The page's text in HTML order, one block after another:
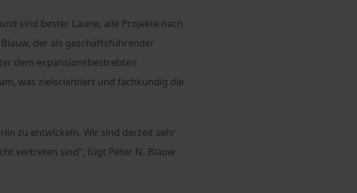
sind bester Laune, alle Projekte nach
der als geschäftsführender
dem expansionsbestrebten
was zielorientiert und fachkundig die
zu entwickeln. Wir sind derzeit sehr
vertreten sind", fügt Peter N. Blauw